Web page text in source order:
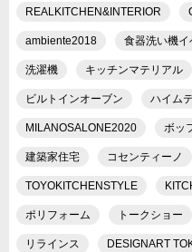
REALKITCHEN&INTERIOR
ambiente2018 食器洗い機
洗濯機 キッチンマテリアル
ビルトインオーブン ハイム
MILANOSALONE2020 ボッ
建築家住宅 コセンティーノ
TOYOKITCHENSTYLE
ポリフォーム トークショー
リラインス DESIGNART